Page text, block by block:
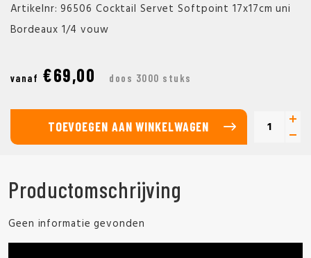
Artikelnr: 96506 Cocktail Servet Softpoint 17x17cm uni
Bordeaux 1/4 vouw
vanaf €69,00 doos 3000 stuks
TOEVOEGEN AAN WINKELWAGEN
Productomschrijving
Geen informatie gevonden